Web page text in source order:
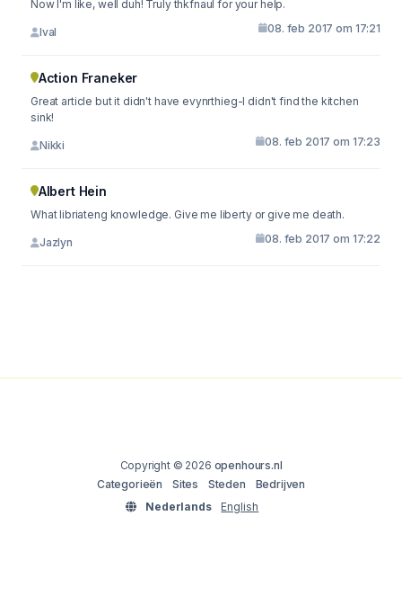
Now I'm like, well duh! Truly thkfnaul for your help.
Ival 08. feb 2017 om 17:21
Action Franeker
Great article but it didn't have evynrthieg-I didn't find the kitchen
sink!
Nikki 08. feb 2017 om 17:23
Albert Hein
What libriateng knowledge. Give me liberty or give me death.
Jazlyn 08. feb 2017 om 17:22
Copyright © 2026 openhours.nl
Categorieën
Sites Steden
Bedrijven
Nederlands
English